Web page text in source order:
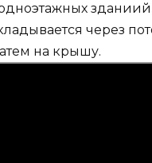
через
на крышу.